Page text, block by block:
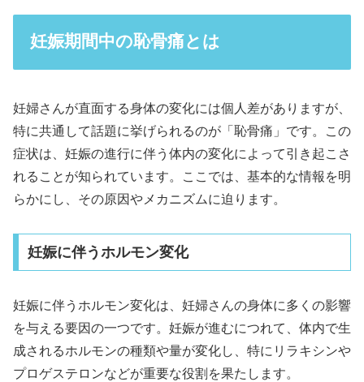
妊娠期間中の恥骨痛とは
妊婦さんが直面する身体の変化には個人差がありますが、
特に共通して話題に挙げられるのが「恥骨痛」です。この
症状は、妊娠の進行に伴う体内の変化によって引き起こさ
れることが知られています。ここでは、基本的な情報を明
らかにし、その原因やメカニズムに迫ります。
妊娠に伴うホルモン変化
妊娠に伴うホルモン変化は、妊婦さんの身体に多くの影響
を与える要因の一つです。妊娠が進むにつれて、体内で生
成されるホルモンの種類や量が変化し、特にリラキシンや
プロゲステロンなどが重要な役割を果たします。